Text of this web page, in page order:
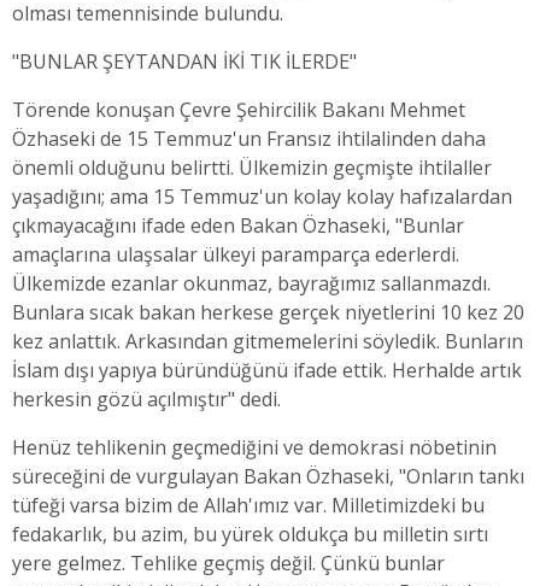
olması temennisinde bulundu.
"BUNLAR ŞEYTANDAN İKİ TIK İLERDE"
Törende konuşan Çevre Şehircilik Bakanı Mehmet
Özhaseki de 15 Temmuz'un Fransız ihtilalinden daha
önemli olduğunu belirtti. Ülkemizin geçmişte ihtilaller
yaşadığını; ama 15 Temmuz'un kolay kolay hafızalardan
çıkmayacağını ifade eden Bakan Özhaseki, "Bunlar
amaçlarına ulaşsalar ülkeyi paramparça ederlerdi.
Ülkemizde ezanlar okunmaz, bayrağımız sallanmazdı.
Bunlara sıcak bakan herkese gerçek niyetlerini 10 kez 20
kez anlattık. Arkasından gitmemelerini söyledik. Bunların
İslam dışı yapıya büründüğünü ifade ettik. Herhalde artık
herkesin gözü açılmıştır" dedi.
Henüz tehlikenin geçmediğini ve demokrasi nöbetinin
süreceğini de vurgulayan Bakan Özhaseki, "Onların tankı
tüfeği varsa bizim de Allah'ımız var. Milletimizdeki bu
fedakarlık, bu azim, bu yürek oldukça bu milletin sırtı
yere gelmez. Tehlike geçmiş değil. Çünkü bunlar